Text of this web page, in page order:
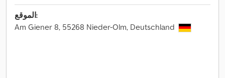
الموقع:
Am Giener 8, 55268 Nieder-Olm, Deutschland